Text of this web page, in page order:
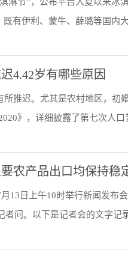
有伊利、蒙牛、薛璐等国内
4.42岁有哪些原因
推迟。尤其是农村地区，初
》，详细披露了第七次人
农产品出口均保持稳
13日上午10时举行新闻发布
者问。以下是记者会的文字记